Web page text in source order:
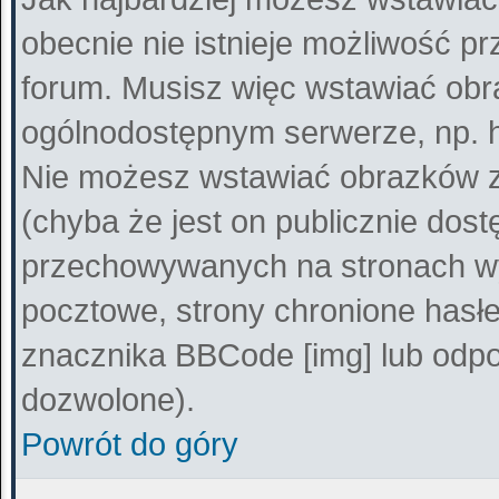
obecnie nie istnieje możliwość
forum. Musisz więc wstawiać
ogólnodostępnym serwerze, np.
Nie możesz wstawiać obrazków
(chyba że jest on publicznie
przechowywanych na stronach
pocztowe, strony chronione
znacznika BBCode [img] lub
dozwolone).
Powrót do góry